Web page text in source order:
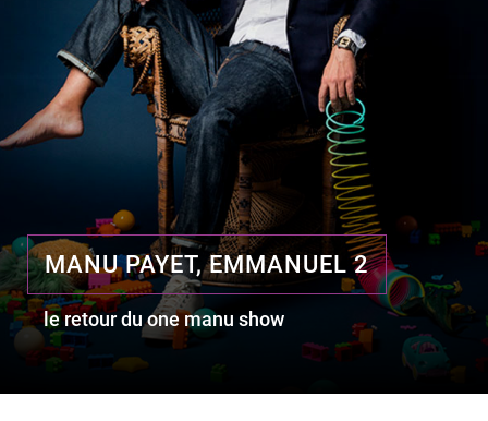
saisons passées
autour des représentations
scolaires et enseignements
partenaires culturels
le lieu
partenaires et mécènes
MANU PAYET, EMMANUEL 2
le retour du one manu show